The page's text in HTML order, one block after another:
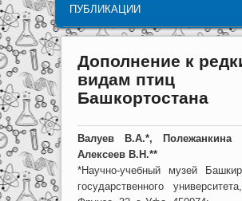
ПУБЛИКАЦИИ
Дополнение к
видам птиц
Башкортостана
Валуев В.А.*, Полежанкина
Алексеев В.Н.**
*Научно-учебный музей
государственного